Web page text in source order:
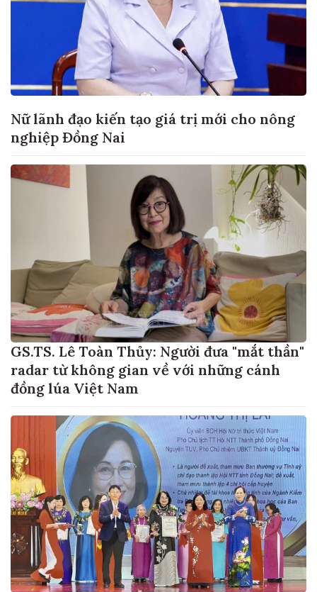
Nữ lãnh đạo kiến tạo giá trị mới cho nông
nghiệp Đồng Nai
GS.TS. Lê Toàn Thủy: Người đưa "mắt thần"
radar từ không gian về với những cánh
đồng lúa Việt Nam